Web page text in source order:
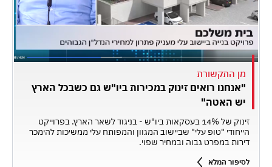
מן התקשורת
"אנחנו רואים זינוק במכירות ביו"ש גם כשבכל הארץ
יש האטה"
זינוק של 14% בעסקאות ביו"ש - בניגוד לשאר הארץ. בפרוייקט
הייחודי "טופ עלי" שביישוב המגוון והמפותח עלי ממשיכות להימכר
דירות במפרט גבוה ובמחיר שפוי.
לסיפור המלא